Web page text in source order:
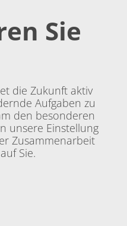
Sie
die Zukunft aktiv
Aufgaben zu
den besonderen
unsere Einstellung
Zusammenarbeit
Sie.